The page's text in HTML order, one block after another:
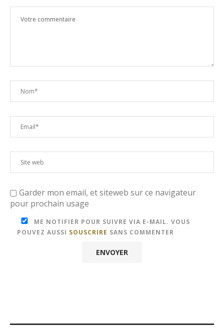
Garder mon email, et siteweb sur ce navigateur
pour prochain usage
ME NOTIFIER POUR SUIVRE VIA E-MAIL. VOUS
POUVEZ AUSSI SOUSCRIRE SANS COMMENTER